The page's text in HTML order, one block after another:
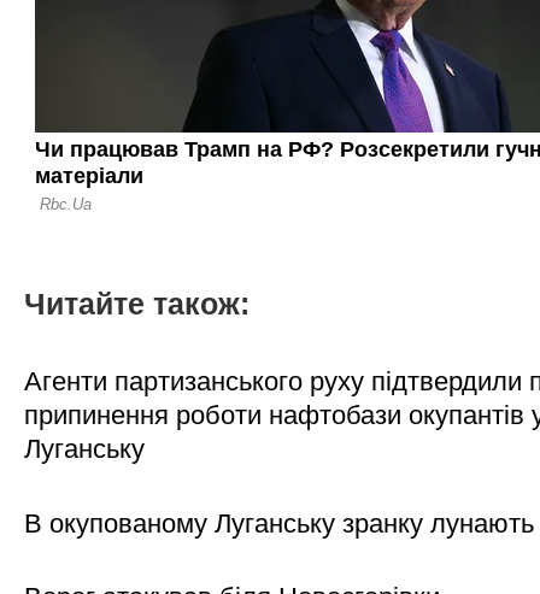
Читайте також:
Агенти партизанського руху підтвердили
припинення роботи нафтобази окупантів
Луганську
В окупованому Луганську зранку